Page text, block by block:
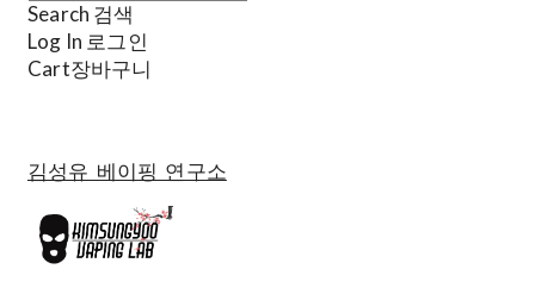
Search 검색
Log In 로그인
Cart장바구니
김성유 베이핑 연구소